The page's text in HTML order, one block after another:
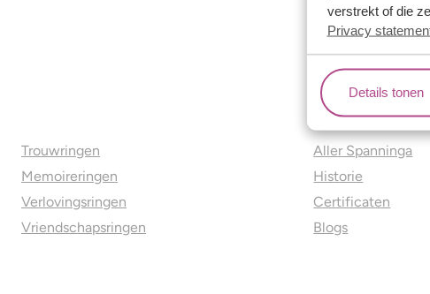
verstrekt of die
Privacy
Details tonen
Trouwringen
Memoireringen
Verlovingsringen
Vriendschapsringen
Over ons
Aller Spanninga
Historie
Certificaten
Blogs